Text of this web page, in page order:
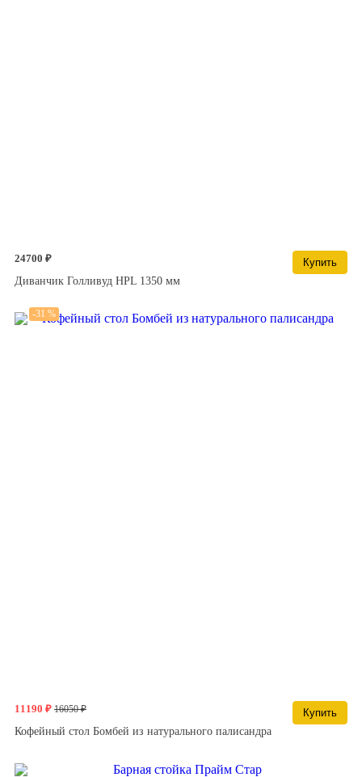
24700 ₽
Купить
Диванчик Голливуд HPL 1350 мм
11190 ₽ 16050 ₽
-31 %
Купить
Кофейный стол Бомбей из натурального палисандра